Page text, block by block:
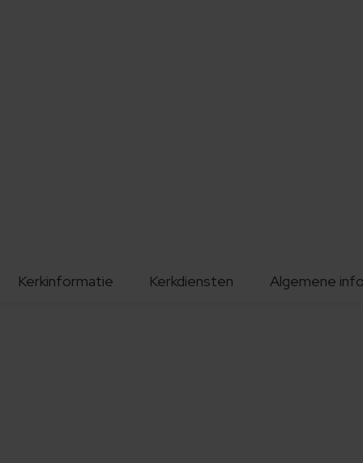
Kerkinformatie Kerkdiensten Algemene